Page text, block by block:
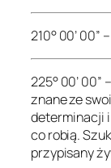
210° 00’ 00”
225° 00’ 00”
znane ze
determinacji
co robią.
przypisany